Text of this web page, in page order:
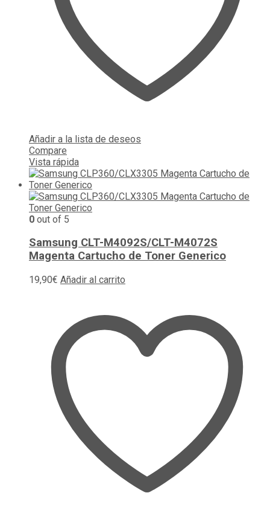
Añadir a la lista de deseos
Compare
Vista rápida
0 out of 5
Samsung CLT-M4092S/CLT-M4072S
Magenta Cartucho de Toner Generico
19,90€ Añadir al carrito